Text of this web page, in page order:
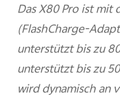
Das X80 Pro ist
(FlashCharge-
unterstützt bis zu
unterstützt bis zu
wird dynamisch an